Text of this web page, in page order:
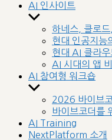
AI 인사이트
Show
sub
menu
하네스, 클로
현대 인공지능
현대 AI 클라우
AI 시대의 앱
AI 참여형 워크숍
Show
sub
menu
2026 바이브
바이브코더를
AI Training
NextPlatform 소개